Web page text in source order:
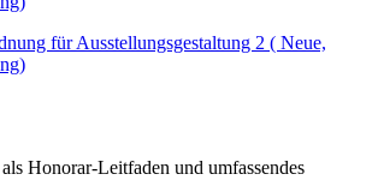
für Ausstellungsgestaltung 2 ( Neue,
Honorar-Leitfaden und umfassendes